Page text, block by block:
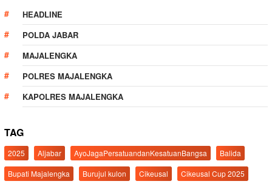
HEADLINE
POLDA JABAR
MAJALENGKA
POLRES MAJALENGKA
KAPOLRES MAJALENGKA
TAG
2025 Aljabar AyoJagaPersatuandanKesatuanBangsa
Balida
Bupati Majalengka
Burujul kulon Cikeusal
Cikeusal Cup 2025